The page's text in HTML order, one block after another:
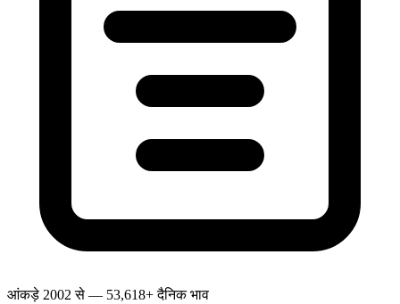
आंकड़े 2002 से — 53,618+ दैनिक भाव